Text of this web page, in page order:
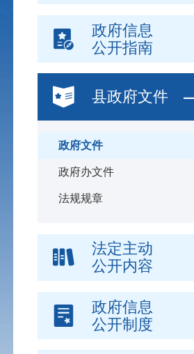
政府信息
公开指南
县政府文件
政府文件
政府办文件
法规规章
法定主动
公开内容
政府信息
公开制度